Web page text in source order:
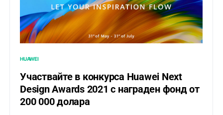
HUAWEI
Участвайте в конкурса Huawei Next
Design Awards 2021 с награден фонд от
200 000 долара